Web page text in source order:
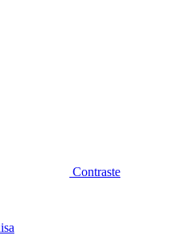
Contraste